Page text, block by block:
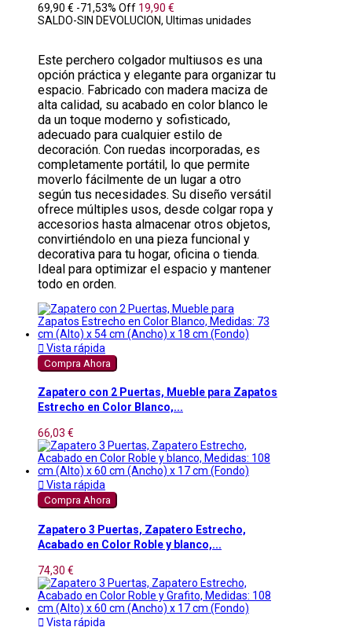
69,90 € -71,53% Off 19,90 €
SALDO-SIN DEVOLUCION, Ultimas unidades
Este perchero colgador multiusos es una
opción práctica y elegante para organizar tu
espacio. Fabricado con madera maciza de
alta calidad, su acabado en color blanco le
da un toque moderno y sofisticado,
adecuado para cualquier estilo de
decoración. Con ruedas incorporadas, es
completamente portátil, lo que permite
moverlo fácilmente de un lugar a otro
según tus necesidades. Su diseño versátil
ofrece múltiples usos, desde colgar ropa y
accesorios hasta almacenar otros objetos,
convirtiéndolo en una pieza funcional y
decorativa para tu hogar, oficina o tienda.
Ideal para optimizar el espacio y mantener
todo en orden.
 Vista rápida
Compra Ahora
Zapatero con 2 Puertas, Mueble para Zapatos
Estrecho en Color Blanco,...
66,03 €
 Vista rápida
Compra Ahora
Zapatero 3 Puertas, Zapatero Estrecho,
Acabado en Color Roble y blanco,...
74,30 €
 Vista rápida